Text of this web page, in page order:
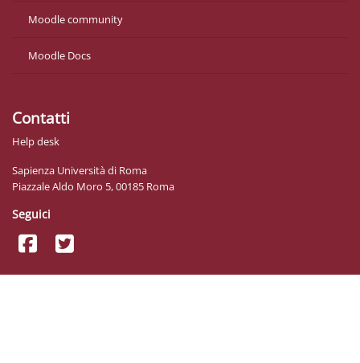
Moodle community
Moodle Docs
Contatti
Help desk
Sapienza Università di Roma
Piazzale Aldo Moro 5, 00185 Roma
Seguici